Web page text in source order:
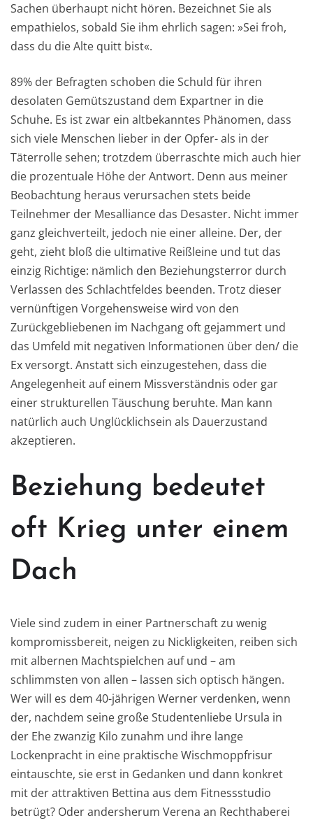
Sachen überhaupt nicht hören. Bezeichnet Sie als
empathielos, sobald Sie ihm ehrlich sagen: »Sei froh,
dass du die Alte quitt bist«.
89% der Befragten schoben die Schuld für ihren
desolaten Gemütszustand dem Expartner in die
Schuhe. Es ist zwar ein altbekanntes Phänomen, dass
sich viele Menschen lieber in der Opfer- als in der
Täterrolle sehen; trotzdem überraschte mich auch hier
die prozentuale Höhe der Antwort. Denn aus meiner
Beobachtung heraus verursachen stets beide
Teilnehmer der Mesalliance das Desaster. Nicht immer
ganz gleichverteilt, jedoch nie einer alleine. Der, der
geht, zieht bloß die ultimative Reißleine und tut das
einzig Richtige: nämlich den Beziehungsterror durch
Verlassen des Schlachtfeldes beenden. Trotz dieser
vernünftigen Vorgehensweise wird von den
Zurückgebliebenen im Nachgang oft gejammert und
das Umfeld mit negativen Informationen über den/ die
Ex versorgt. Anstatt sich einzugestehen, dass die
Angelegenheit auf einem Missverständnis oder gar
einer strukturellen Täuschung beruhte. Man kann
natürlich auch Unglücklichsein als Dauerzustand
akzeptieren.
Beziehung bedeutet
oft Krieg unter einem
Dach
Viele sind zudem in einer Partnerschaft zu wenig
kompromissbereit, neigen zu Nickligkeiten, reiben sich
mit albernen Machtspielchen auf und – am
schlimmsten von allen – lassen sich optisch hängen.
Wer will es dem 40-jährigen Werner verdenken, wenn
der, nachdem seine große Studentenliebe Ursula in
der Ehe zwanzig Kilo zunahm und ihre lange
Lockenpracht in eine praktische Wischmoppfrisur
eintauschte, sie erst in Gedanken und dann konkret
mit der attraktiven Bettina aus dem Fitnessstudio
betrügt? Oder andersherum Verena an Rechthaberei